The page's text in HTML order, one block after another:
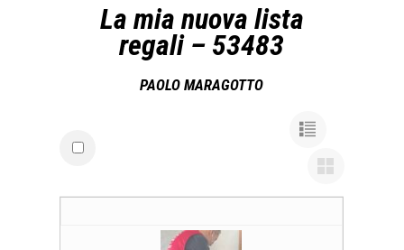
La mia nuova lista
regali – 53483
PAOLO MARAGOTTO